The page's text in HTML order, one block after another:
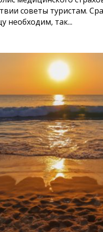
советы туристам.
необходим, так...